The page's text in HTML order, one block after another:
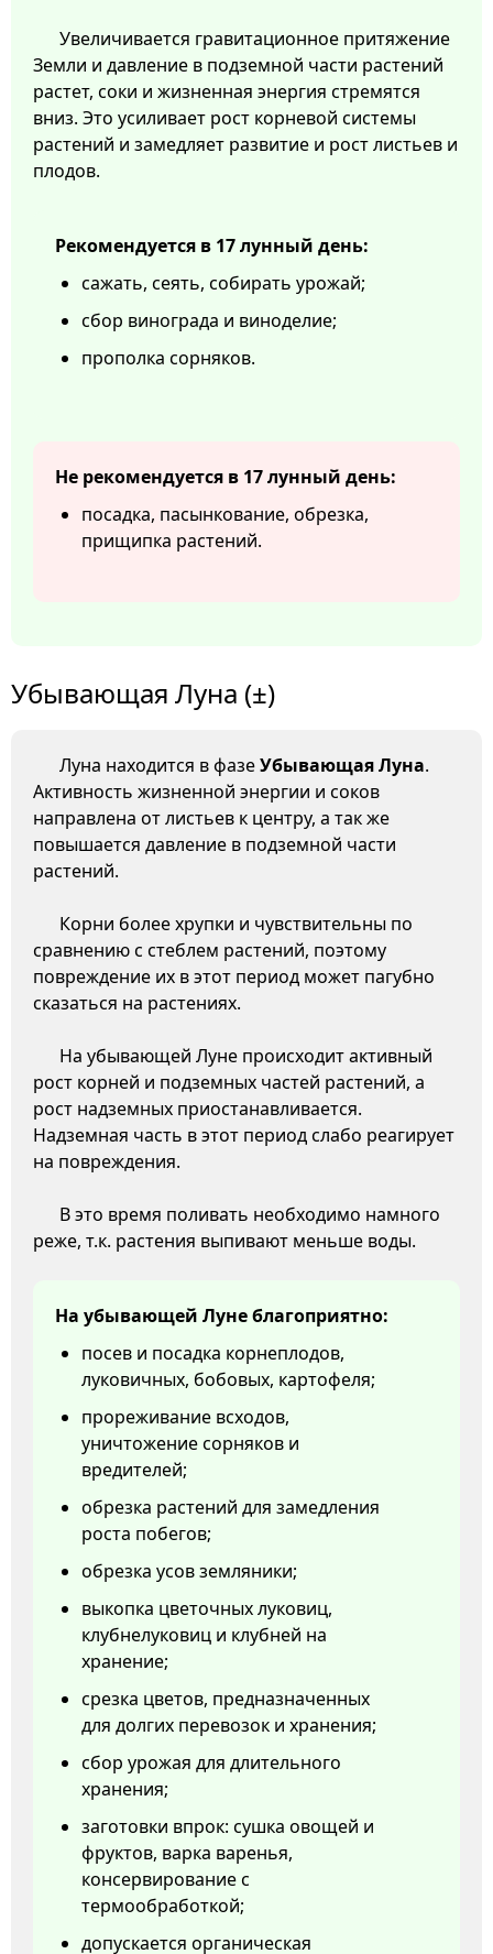
Увеличивается гравитационное притяжение
Земли и давление в подземной части растений
растет, соки и жизненная энергия стремятся
вниз. Это усиливает рост корневой системы
растений и замедляет развитие и рост листьев и
плодов.
Рекомендуется в 17 лунный день:
сажать, сеять, собирать урожай;
сбор винограда и виноделие;
прополка сорняков.
Не рекомендуется в 17 лунный день:
посадка, пасынкование, обрезка,
прищипка растений.
Убывающая Луна (±)
Луна находится в фазеУбывающая Луна.
Активность жизненной энергии и соков
направлена от листьев к центру, а так же
повышается давление в подземной части
растений.
Корни более хрупки и чувствительны по
сравнению с стеблем растений, поэтому
повреждение их в этот период может пагубно
сказаться на растениях.
На убывающей Луне происходит активный
рост корней и подземных частей растений, а
рост надземных приостанавливается.
Надземная часть в этот период слабо реагирует
на повреждения.
В это время поливать необходимо намного
реже, т.к. растения выпивают меньше воды.
На убывающей Луне благоприятно:
посев и посадка корнеплодов,
луковичных, бобовых, картофеля;
прореживание всходов,
уничтожение сорняков и
вредителей;
обрезка растений для замедления
роста побегов;
обрезка усов земляники;
выкопка цветочных луковиц,
клубнелуковиц и клубней на
хранение;
срезка цветов, предназначенных
для долгих перевозок и хранения;
сбор урожая для длительного
хранения;
заготовки впрок: сушка овощей и
фруктов, варка варенья,
консервирование с
термообработкой;
допускается органическая